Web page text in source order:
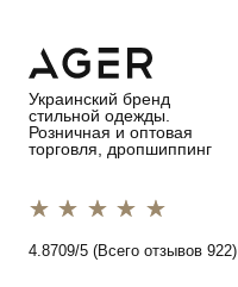
Украинский бренд
стильной одежды.
Розничная и оптовая
торговля, дропшиппинг
1 star
2 stars
3 stars
4 stars
5 stars
4.8709/5 (Всего отзывов 922)